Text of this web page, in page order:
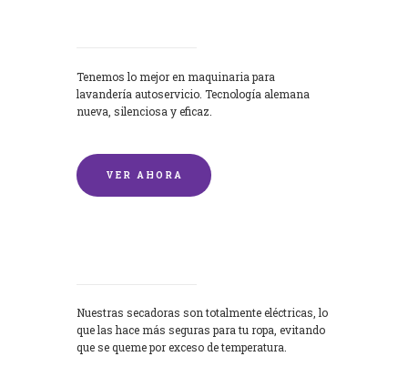
Tenemos lo mejor en maquinaria para
lavandería autoservicio. Tecnología alemana
nueva, silenciosa y eficaz.
VER AHORA
Nuestras secadoras son totalmente eléctricas, lo
que las hace más seguras para tu ropa, evitando
que se queme por exceso de temperatura.